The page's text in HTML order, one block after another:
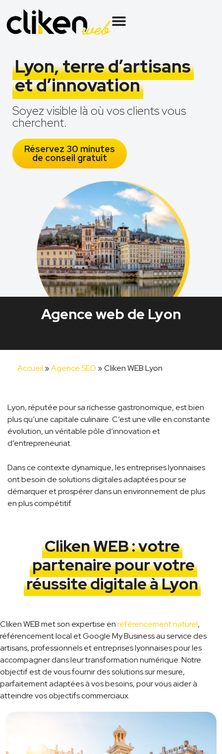
Lyon, terre d’artisans
et d’innovation
Soyez visible là où vos clients vous
cherchent.
Réservez 30 minutes
de conseil gratuit
Agence web de Lyon
Accueil »Agence SEO »Cliken WEB Lyon
Lyon, réputée pour sa richesse gastronomique, est bien
plus qu’une capitale culinaire. C’est une ville en constante
évolution, un véritable pôle d’innovation et
d’entrepreneuriat.
Dans ce contexte dynamique, les entreprises lyonnaises
ont besoin de solutions digitales adaptées pour se
démarquer et prospérer dans un environnement de plus
en plus compétitif.
Cliken WEB : votre
partenaire pour votre
réussite digitale à Lyon
Cliken WEB met son expertise enréférencement naturel,
référencement local et Google My Business au service des
artisans, professionnels et entreprises lyonnaises pour les
accompagner dans leur transformation numérique. Notre
objectif est de vous fournir des solutions sur mesure,
parfaitement adaptées à vos besoins, pour vous aider à
atteindre vos objectifs commerciaux.